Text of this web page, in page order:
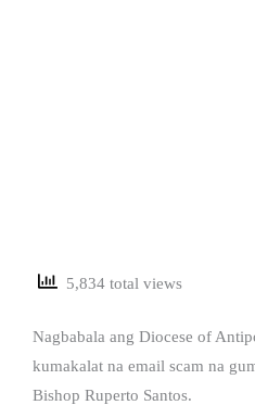
5,834 total views
Nagbabala ang Diocese of
kumakalat na email scam na
Bishop Ruperto Santos.